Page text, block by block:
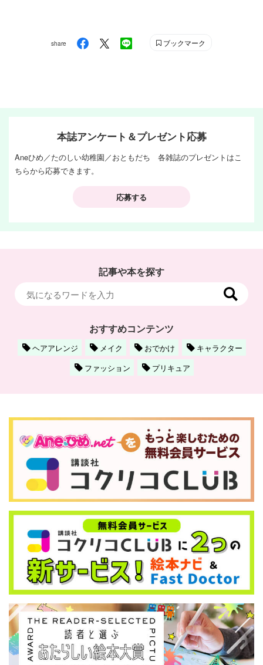
share ブックマーク
本誌アンケート＆プレゼント応募
Aneひめ／たのしい幼稚園／おともだち 各雑誌のプレゼントはこ
ちらから応募できます。
応募する
記事や本を探す
おすすめコンテンツ
ヘアアレンジ メイク おでかけ
キャラクター
ファッション
プリキュア